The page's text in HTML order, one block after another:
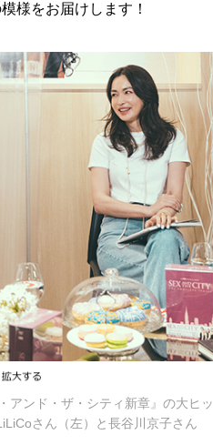
様をお届けします！
アンド・ザ・シティ新章』の大ヒ
さん（左）と長谷川京子さん